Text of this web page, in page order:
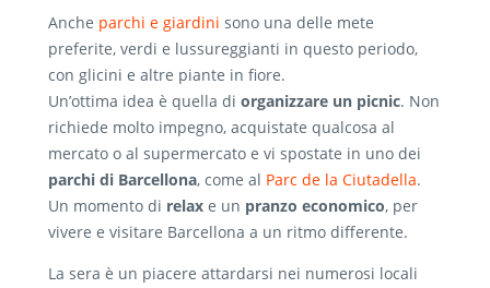
Anche parchi e giardini sono una delle mete
preferite, verdi e lussureggianti in questo periodo,
con glicini e altre piante in fiore.
Un’ottima idea è quella di organizzare un picnic. Non
richiede molto impegno, acquistate qualcosa al
mercato o al supermercato e vi spostate in uno dei
parchi di Barcellona, come al Parc de la Ciutadella.
Un momento di relax e un pranzo economico, per
vivere e visitare Barcellona a un ritmo differente.
La sera è un piacere attardarsi nei numerosi locali